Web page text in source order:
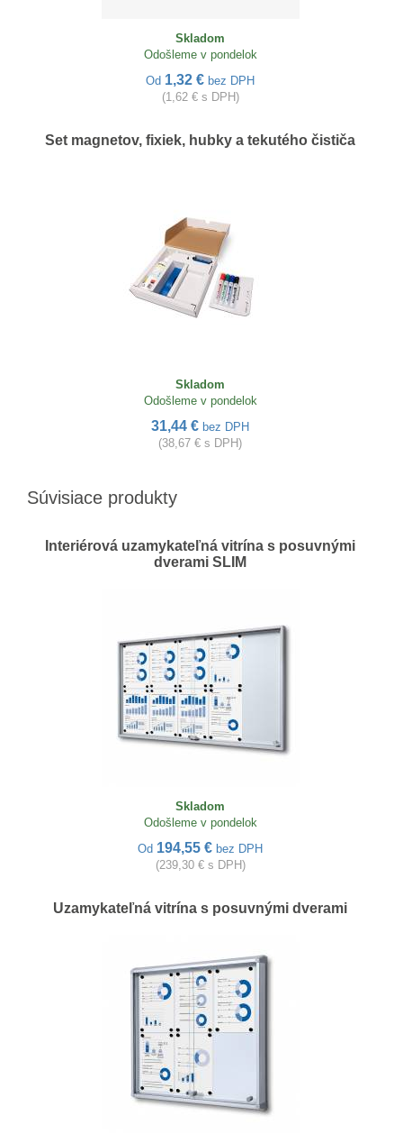
Skladom
Odošleme v pondelok
Od 1,32 € bez DPH
(1,62 € s DPH)
Set magnetov, fixiek, hubky a tekutého čističa
Skladom
Odošleme v pondelok
31,44 € bez DPH
(38,67 € s DPH)
Súvisiace produkty
Interiérová uzamykateľná vitrína s posuvnými
dverami SLIM
Skladom
Odošleme v pondelok
Od 194,55 € bez DPH
(239,30 € s DPH)
Uzamykateľná vitrína s posuvnými dverami